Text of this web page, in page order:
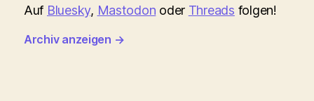
Auf Bluesky, Mastodon oder Threads folgen!
Archiv anzeigen →